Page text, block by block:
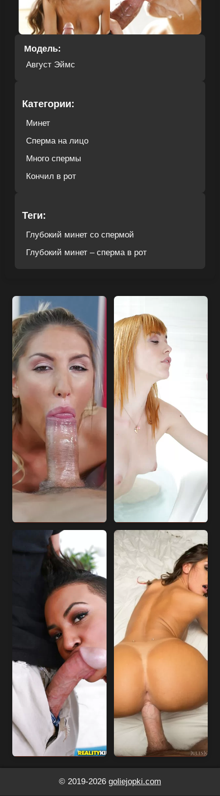
Модель:
Август Эймс
Категории:
Минет
Сперма на лицо
Много спермы
Кончил в рот
Теги:
Глубокий минет со спермой
Глубокий минет – сперма в рот
© 2019-2026 goliejopki.com